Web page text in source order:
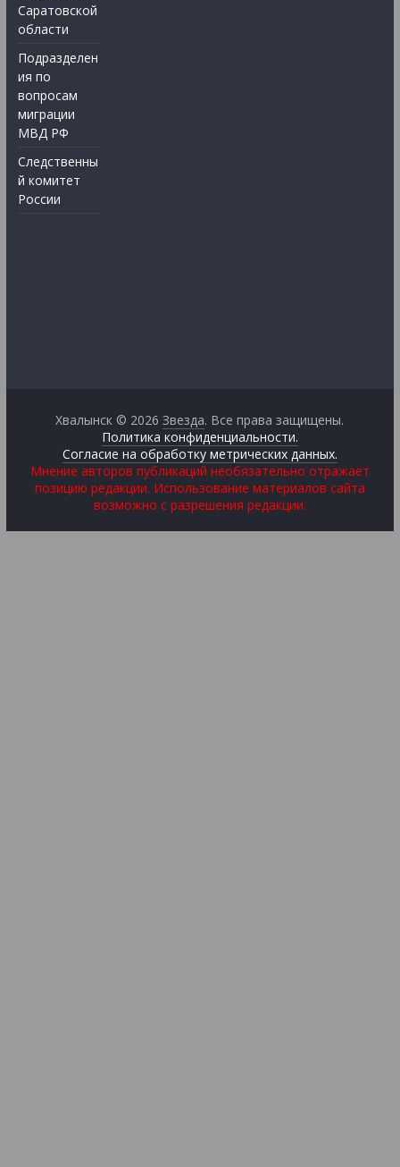
Саратовской
области
Подразделен
ия по
вопросам
миграции
МВД РФ
Следственны
й комитет
России
Хвалынск © 2026Звезда. Все права защищены.
Политика конфиденциальности.
Согласие на обработку метрических данных.
Мнение авторов публикаций необязательно отражает
позицию редакции. Использование материалов сайта
возможно с разрешения редакции.